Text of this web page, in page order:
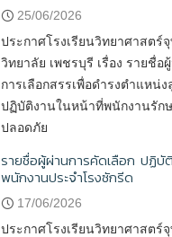
25/06/2026
ประกาศโรงเรียนวิทยาศาสตร์
วิทยาลัย เพชรบุรี เรื่อง รายชื่อ
การเลือกสรรเพื่อดำรงตำแหน่
ปฏิบัติงานในหน้าที่พนักงานรัก
ปลอดภัย
รายชื่อผู้ผ่านการคัดเลือก ปฏิบั
พนักงานประจำโรงซักรีด
17/06/2026
ประกาศโรงเรียนวิทยาศาสตร์